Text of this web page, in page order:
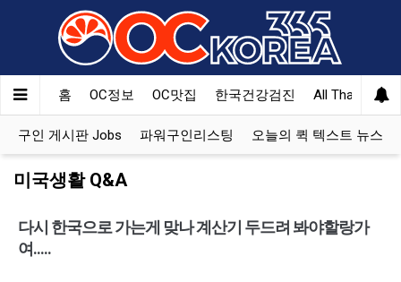
홈 OC정보 OC맛집 한국건강검진 All That Korea
구인 게시판 Jobs 파워구인리스팅 오늘의 퀵 텍스트 뉴스
미국생활 Q&A
다시 한국으로 가는게 맞나 계산기 두드려 봐야할랑가
여.....